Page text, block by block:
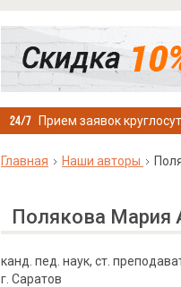
Прием заявок
Главная Наши авторы
Полякова Мария
канд. пед. наук, ст.
г. Саратов